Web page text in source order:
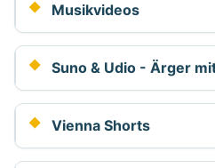
Musikvideos
Suno & Udio - Ärger
Vienna Shorts